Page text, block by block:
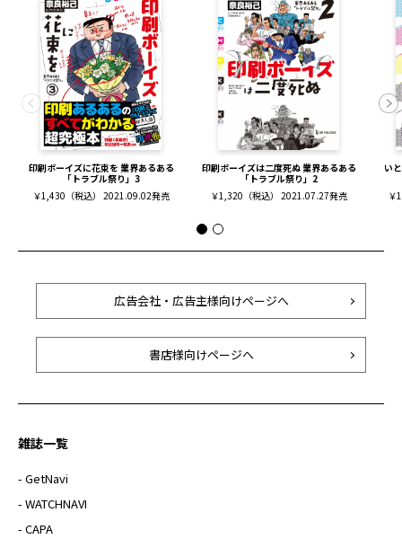
印刷ボーイズに花束を 業界あるある
「トラブル祭り」3
￥1,430（税込） 2021.09.02発売
印刷ボーイズは二度死ぬ 業界あるある
「トラブル祭り」2
￥1,320（税込） 2021.07.27発売
い
￥
広告会社・広告主様向けページへ
書店様向けページへ
雑誌一覧
- GetNavi
- WATCHNAVI
- CAPA